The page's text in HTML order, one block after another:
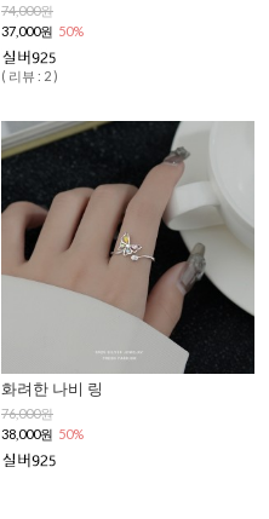
74,000원
37,000원 50%
( 리뷰 : 2 )
화려한 나비 링
76,000원
38,000원 50%